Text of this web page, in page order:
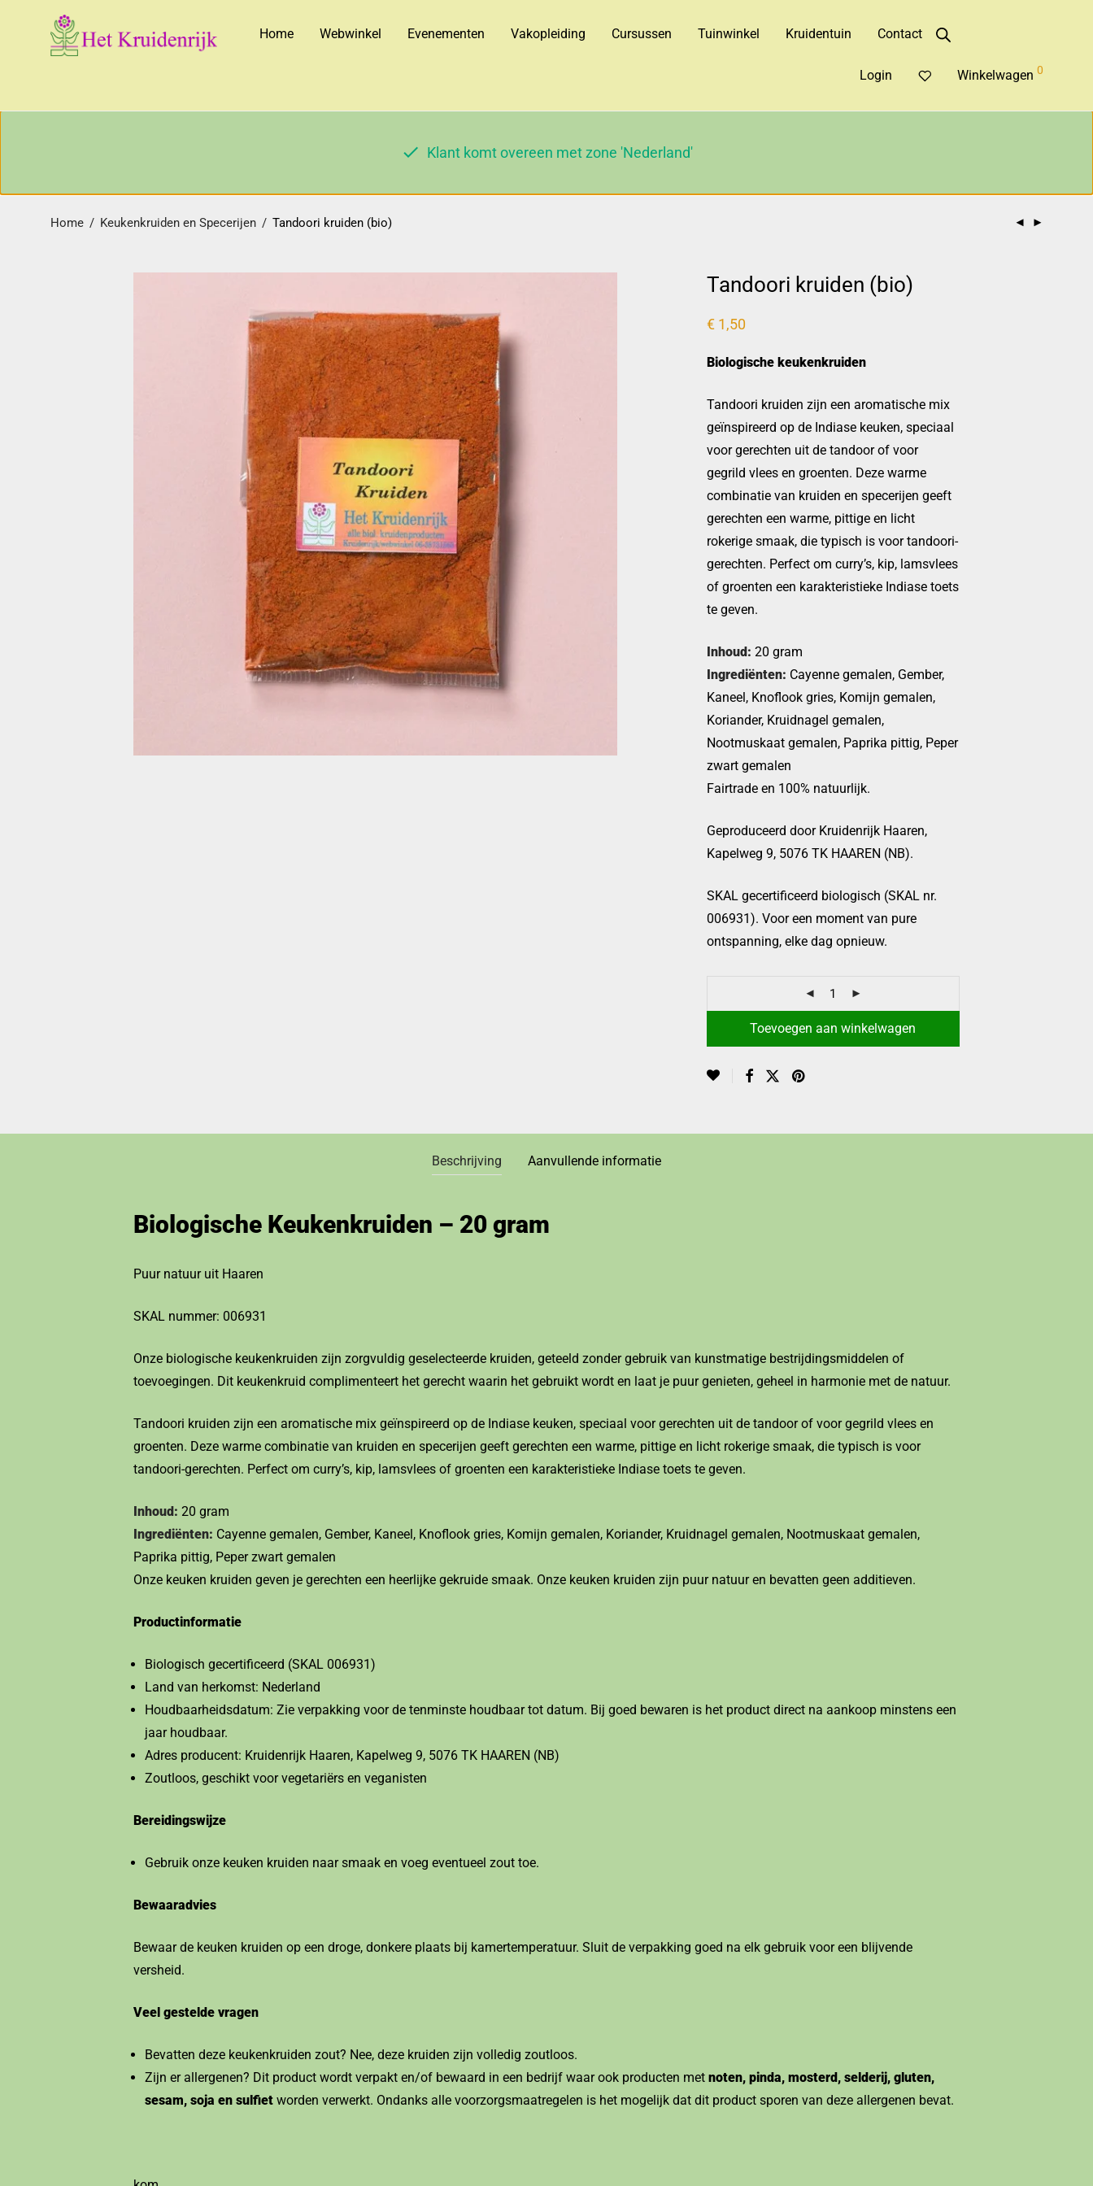
Home Webwinkel Evenementen Vakopleiding Cursussen Tuinwinkel Kruidentuin Contact
Login Winkelwagen 0
Klant komt overeen met zone 'Nederland'
Home / Keukenkruiden en Specerijen / Tandoori kruiden (bio)
Tandoori kruiden (bio)
€1,50
Biologische keukenkruiden
Tandoori kruiden zijn een aromatische mix
geïnspireerd op de Indiase keuken, speciaal
voor gerechten uit de tandoor of voor
gegrild vlees en groenten. Deze warme
combinatie van kruiden en specerijen geeft
gerechten een warme, pittige en licht
rokerige smaak, die typisch is voor tandoori-
gerechten. Perfect om curry’s, kip, lamsvlees
of groenten een karakteristieke Indiase toets
te geven.
Inhoud: 20 gram
Ingrediënten: Cayenne gemalen, Gember,
Kaneel, Knoflook gries, Komijn gemalen,
Koriander, Kruidnagel gemalen,
Nootmuskaat gemalen, Paprika pittig, Peper
zwart gemalen
Fairtrade en 100% natuurlijk.
Geproduceerd door Kruidenrijk Haaren,
Kapelweg 9, 5076 TK HAAREN (NB).
SKAL gecertificeerd biologisch (SKAL nr.
006931). Voor een moment van pure
ontspanning, elke dag opnieuw.
Toevoegen aan winkelwagen
Beschrijving Aanvullende informatie
Biologische Keukenkruiden – 20 gram
Puur natuur uit Haaren
SKAL nummer: 006931
Onze biologische keukenkruiden zijn zorgvuldig geselecteerde kruiden, geteeld zonder gebruik van kunstmatige bestrijdingsmiddelen of
toevoegingen. Dit keukenkruid complimenteert het gerecht waarin het gebruikt wordt en laat je puur genieten, geheel in harmonie met de natuur.
Tandoori kruiden zijn een aromatische mix geïnspireerd op de Indiase keuken, speciaal voor gerechten uit de tandoor of voor gegrild vlees en
groenten. Deze warme combinatie van kruiden en specerijen geeft gerechten een warme, pittige en licht rokerige smaak, die typisch is voor
tandoori-gerechten. Perfect om curry’s, kip, lamsvlees of groenten een karakteristieke Indiase toets te geven.
Inhoud: 20 gram
Ingrediënten: Cayenne gemalen, Gember, Kaneel, Knoflook gries, Komijn gemalen, Koriander, Kruidnagel gemalen, Nootmuskaat gemalen,
Paprika pittig, Peper zwart gemalen
Onze keuken kruiden geven je gerechten een heerlijke gekruide smaak. Onze keuken kruiden zijn puur natuur en bevatten geen additieven.
Productinformatie
Biologisch gecertificeerd (SKAL 006931)
Land van herkomst: Nederland
Houdbaarheidsdatum: Zie verpakking voor de tenminste houdbaar tot datum. Bij goed bewaren is het product direct na aankoop minstens een
jaar houdbaar.
Adres producent: Kruidenrijk Haaren, Kapelweg 9, 5076 TK HAAREN (NB)
Zoutloos, geschikt voor vegetariërs en veganisten
Bereidingswijze
Gebruik onze keuken kruiden naar smaak en voeg eventueel zout toe.
Bewaaradvies
Bewaar de keuken kruiden op een droge, donkere plaats bij kamertemperatuur. Sluit de verpakking goed na elk gebruik voor een blijvende
versheid.
Veel gestelde vragen
Bevatten deze keukenkruiden zout? Nee, deze kruiden zijn volledig zoutloos.
Zijn er allergenen? Dit product wordt verpakt en/of bewaard in een bedrijf waar ook producten met noten, pinda, mosterd, selderij, gluten,
sesam, soja en sulfiet worden verwerkt. Ondanks alle voorzorgsmaatregelen is het mogelijk dat dit product sporen van deze allergenen bevat.